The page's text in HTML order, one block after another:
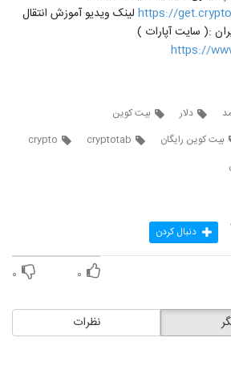
https:// لینک ویدیو آموزش انتقال
:( سایت آپارات )
https://
دلار
بیت کوین
بیت کوین رایگان cryptotab
crypto
دنبال کردن
۰ ۰
نظرات